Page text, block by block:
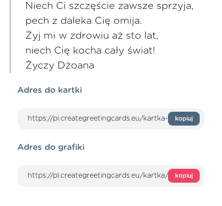
Niech Ci szczęście zawsze sprzyja,
pech z daleka Cię omija.
Żyj mi w zdrowiu aż sto lat,
niech Cię kocha cały świat!
Życzy Dżoana
Adres do kartki
kopiuj
Adres do grafiki
kopiuj